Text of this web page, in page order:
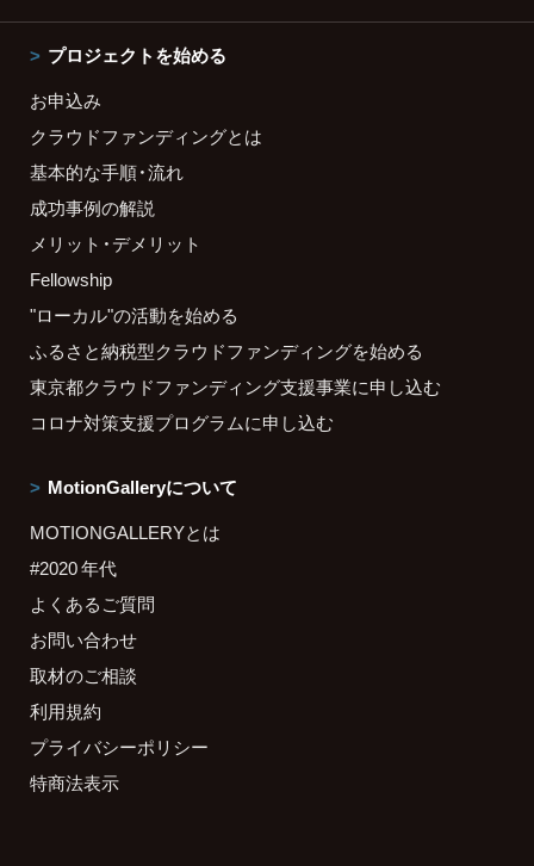
プロジェクトを始める
お申込み
クラウドファンディングとは
基本的な手順・流れ
成功事例の解説
メリット・デメリット
Fellowship
"ローカル"の活動を始める
ふるさと納税型クラウドファンディングを始める
東京都クラウドファンディング支援事業に申し込む
コロナ対策支援プログラムに申し込む
MotionGalleryについて
MOTIONGALLERYとは
#2020 年代
よくあるご質問
お問い合わせ
取材のご相談
利用規約
プライバシーポリシー
特商法表示